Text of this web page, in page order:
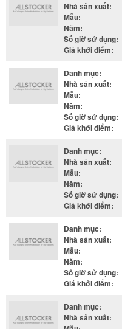
Nhà sản xuất:
Mẫu:
Năm:
Số giờ sử dụng:
Giá khởi điểm:
Danh mục:
Nhà sản xuất:
Mẫu:
Năm:
Số giờ sử dụng:
Giá khởi điểm:
Danh mục:
Nhà sản xuất:
Mẫu:
Năm:
Số giờ sử dụng:
Giá khởi điểm:
Danh mục:
Nhà sản xuất:
Mẫu:
Năm:
Số giờ sử dụng:
Giá khởi điểm:
Danh mục:
Nhà sản xuất: